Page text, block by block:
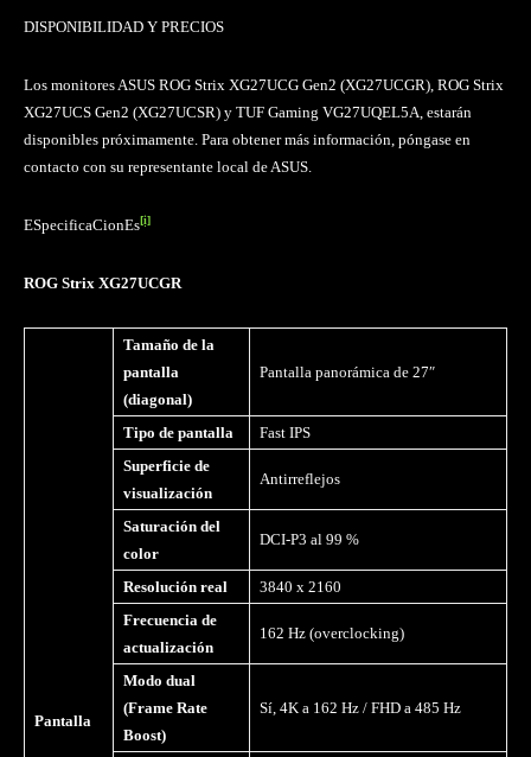
DISPONIBILIDAD Y PRECIOS
Los monitores ASUS ROG Strix XG27UCG Gen2 (XG27UCGR), ROG Strix
XG27UCS Gen2 (XG27UCSR) y TUF Gaming VG27UQEL5A, estarán
disponibles próximamente. Para obtener más información, póngase en
contacto con su representante local de ASUS.
ESpecificaCionEs[i]
ROG Strix XG27UCGR
Pantalla
Tamaño de la
pantalla
(diagonal)
Pantalla panorámica de 27″
Tipo de pantalla
Fast IPS
Superficie de
visualización
Antirreflejos
Saturación del
color
DCI-P3 al 99 %
Resolución real
3840 x 2160
Frecuencia de
actualización
162 Hz (overclocking)
Modo dual
(Frame Rate
Boost)
Sí, 4K a 162 Hz / FHD a 485 Hz